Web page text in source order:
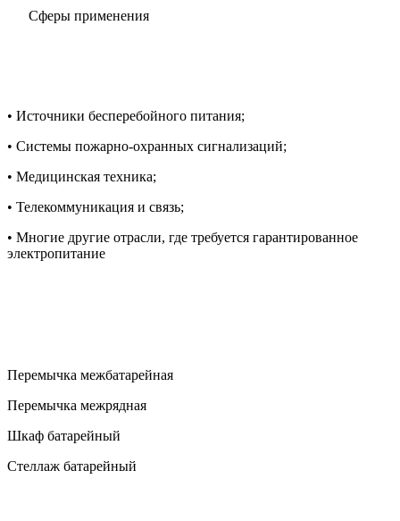
Сферы применения
• Источники бесперебойного питания;
• Системы пожарно-охранных сигнализаций;
• Медицинская техника;
• Телекоммуникация и связь;
• Многие другие отрасли, где требуется гарантированное
электропитание
Перемычка межбатарейная
Перемычка межрядная
Шкаф батарейный
Стеллаж батарейный